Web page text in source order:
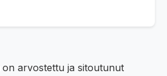
on arvostettu ja sitoutunut